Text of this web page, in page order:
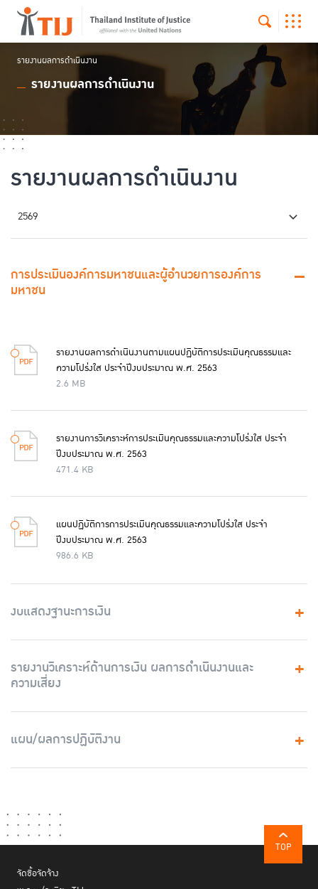
รายงานผลการดำเนินงาน
รายงานผลการดำเนินงาน
รายงานผลการดำเนินงาน
2569
การประเมินองค์การมหาชนและผู้อำนวยการองค์การ
มหาชน
รายงานผลการดำเนินงานตามแผนปฏิบัติการประเมินคุณธรรมและ
ความโปร่งใส ประจำปีงบประมาณ พ.ศ. 2563
2.6 MB
รายงานการวิเคราะห์การประเมินคุณธรรมและความโปร่งใส ประจำ
ปีงบประมาณ พ.ศ. 2563
471.4 KB
แผนปฏิบัติการการประเมินคุณธรรมและความโปร่งใส ประจำ
ปีงบประมาณ พ.ศ. 2563
986.6 KB
งบแสดงฐานะการเงิน
รายงานวิเคราะห์ด้านการเงิน ผลการดำเนินงานและ
ความเสี่ยง
แผน/ผลการปฏิบัติงาน
TOP
จัดซื้อจัดจ้าง